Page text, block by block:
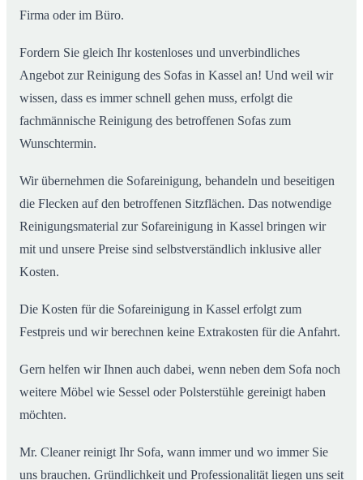
Firma oder im Büro.
Fordern Sie gleich Ihr kostenloses und unverbindliches
Angebot zur Reinigung des Sofas in Kassel an! Und weil wir
wissen, dass es immer schnell gehen muss, erfolgt die
fachmännische Reinigung des betroffenen Sofas zum
Wunschtermin.
Wir übernehmen die Sofareinigung, behandeln und beseitigen
die Flecken auf den betroffenen Sitzflächen. Das notwendige
Reinigungsmaterial zur Sofareinigung in Kassel bringen wir
mit und unsere Preise sind selbstverständlich inklusive aller
Kosten.
Die Kosten für die Sofareinigung in Kassel erfolgt zum
Festpreis und wir berechnen keine Extrakosten für die Anfahrt.
Gern helfen wir Ihnen auch dabei, wenn neben dem Sofa noch
weitere Möbel wie Sessel oder Polsterstühle gereinigt haben
möchten.
Mr. Cleaner reinigt Ihr Sofa, wann immer und wo immer Sie
uns brauchen. Gründlichkeit und Professionalität liegen uns seit